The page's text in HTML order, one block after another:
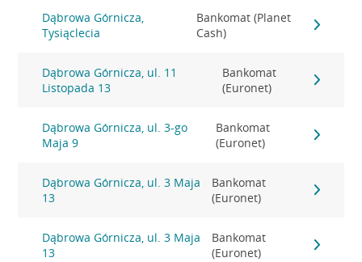
Dąbrowa Górnicza,
Tysiąclecia
Bankomat (Planet
Cash)
Dąbrowa Górnicza, ul. 11
Listopada 13
Bankomat
(Euronet)
Dąbrowa Górnicza, ul. 3-go
Maja 9
Bankomat
(Euronet)
Dąbrowa Górnicza, ul. 3 Maja
13
Bankomat
(Euronet)
Dąbrowa Górnicza, ul. 3 Maja
13
Bankomat
(Euronet)